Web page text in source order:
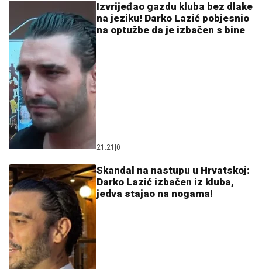
Izvrijeđao gazdu kluba bez dlake
na jeziku! Darko Lazić pobjesnio
na optužbe da je izbačen s bine
21:21 0
Skandal na nastupu u Hrvatskoj:
Darko Lazić izbačen iz kluba,
jedva stajao na nogama!